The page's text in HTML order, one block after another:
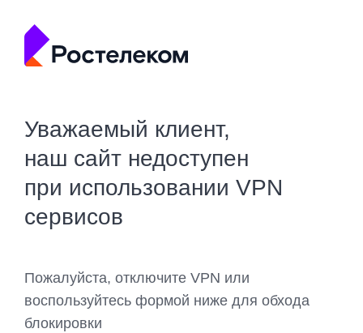
Уважаемый клиент,
наш сайт недоступен
при использовании VPN
сервисов
Пожалуйста, отключите VPN или
воспользуйтесь формой ниже для обхода
блокировки